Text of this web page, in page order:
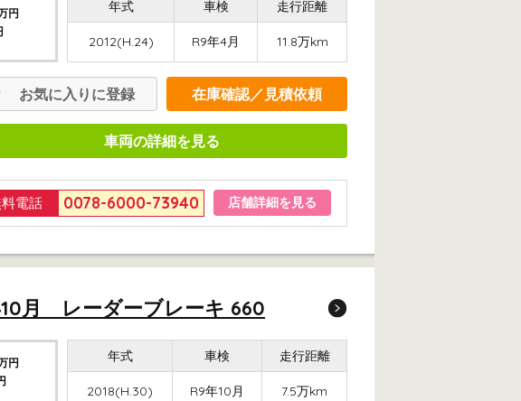
円 年式 車検 走行距離
2012(H.24) R9年4月 11.8万km
お気に入りに登録 在庫確認／見積依頼
車両の詳細を見る
電話 0078-6000-73940 店舗詳細を見る
月 レーダーブレーキ 660
円 年式 車検 走行距離
2018(H.30) R9年10月 7.5万km